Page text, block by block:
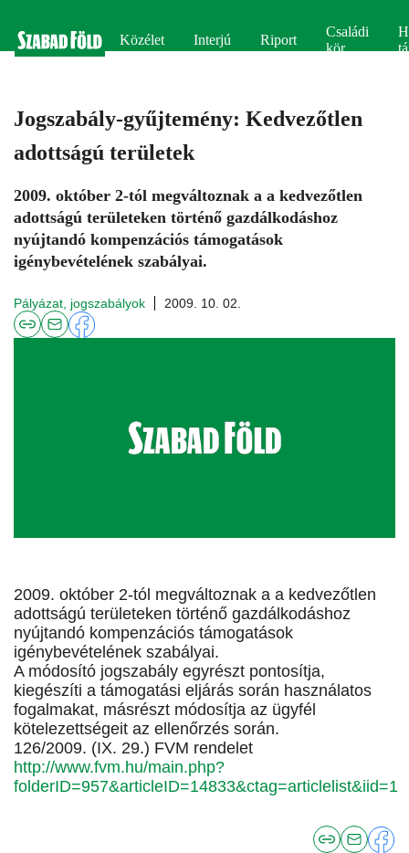
Közélet Interjú Riport
Családi
kör
Jogszabály-gyűjtemény: Kedvezőtlen
adottságú területek
2009. október 2-tól megváltoznak a a kedvezőtlen
adottságú területeken történő gazdálkodáshoz
nyújtandó kompenzációs támogatások
igénybevételének szabályai.
Pályázat, jogszabályok 2009. 10. 02.
2009. október 2-tól megváltoznak a a kedvezőtlen
adottságú területeken történő gazdálkodáshoz
nyújtandó kompenzációs támogatások
igénybevételének szabályai.
A módosító jogszabály egyrészt pontosítja,
kiegészíti a támogatási eljárás során használatos
fogalmakat, másrészt módosítja az ügyfél
kötelezettségeit az ellenőrzés során.
126/2009. (IX. 29.) FVM rendelet
http://www.fvm.hu/main.php?
folderID=957&articleID=14833&ctag=articlelist&iid=1